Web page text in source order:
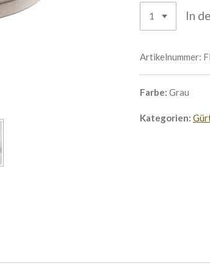
In
Artikelnummer:
Farbe: Grau
Kategorien: